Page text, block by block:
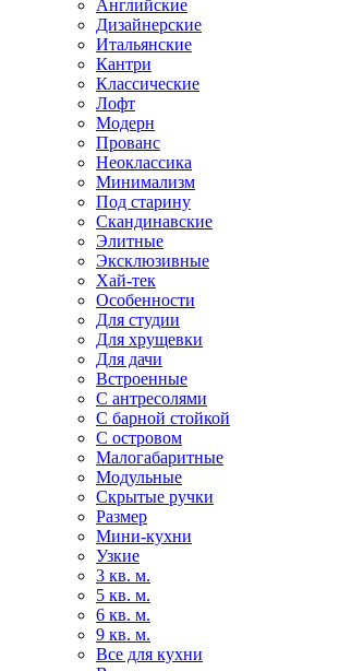
Английские
Дизайнерские
Итальянские
Кантри
Классические
Лофт
Модерн
Прованс
Неоклассика
Минимализм
Под старину
Скандинавские
Элитные
Эксклюзивные
Хай-тек
Особенности
Для студии
Для хрущевки
Для дачи
Встроенные
С антресолями
С барной стойкой
С островом
Малогабаритные
Модульные
Скрытые ручки
Размер
Мини-кухни
Узкие
3 кв. м.
5 кв. м.
6 кв. м.
9 кв. м.
Все для кухни